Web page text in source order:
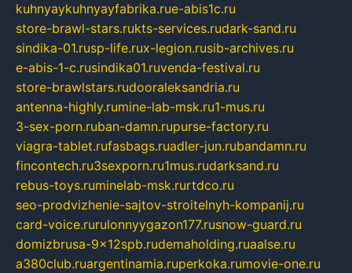
kuhnyaykuhnyayfabrika.rue-abis1c.ru
store-brawl-stars.rukts-services.rudark-sand.ru
sindika-01.rusp-life.rux-legion.rusib-archives.ru
e-abis-1-c.rusindika01.ruvenda-festival.ru
store-brawlstars.rudooraleksandria.ru
antenna-highly.rumine-lab-msk.ru1-mus.ru
3-sex-porn.ruban-damn.rupurse-factory.ru
viagra-tablet.rufasbags.ruadler-jun.rubandamn.ru
fincontech.ru3sexporn.ru1mus.rudarksand.ru
rebus-toys.ruminelab-msk.rurtdco.ru
seo-prodvizhenie-sajtov-stroitelnyh-kompanij.ru
card-voice.rurulonnyygazon177.rusnow-guard.ru
domizbrusa-9x12spb.rudemaholding.ruaalse.ru
a380club.ruargentinamia.ruperkoka.rumovie-one.ru